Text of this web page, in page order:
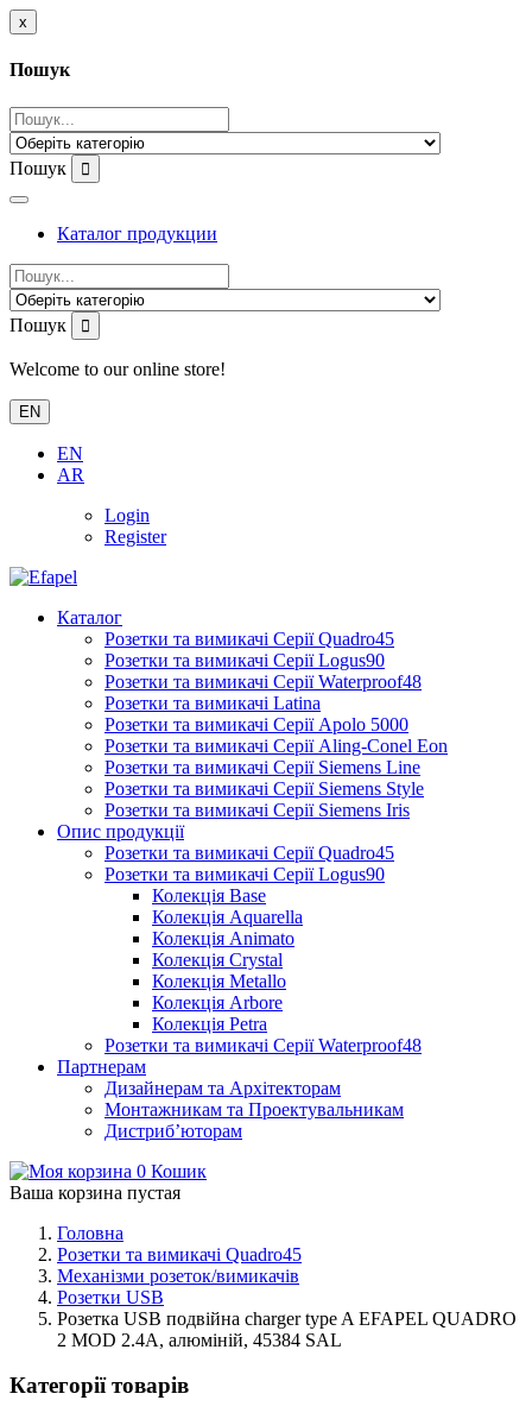
x
Пошук
Пошук
Каталог продукции
Пошук
Welcome to our online store!
EN
EN
AR
Login
Register
Каталог
Розетки та вимикачі Серії Quadro45
Розетки та вимикачі Серії Logus90
Розетки та вимикачі Серії Waterproof48
Розетки та вимикачі Latina
Розетки та вимикачі Серії Apolo 5000
Розетки та вимикачі Серії Aling-Conel Eon
Розетки та вимикачі Серії Siemens Line
Розетки та вимикачі Серії Siemens Style
Розетки та вимикачі Серії Siemens Iris
Опис продукції
Розетки та вимикачі Серії Quadro45
Розетки та вимикачі Серії Logus90
Колекція Base
Колекція Aquarella
Колекція Animato
Колекція Crystal
Колекція Metallo
Колекція Arbore
Колекція Petra
Розетки та вимикачі Серії Waterproof48
Партнерам
Дизайнерам та Архітекторам
Монтажникам та Проектувальникам
Дистриб’юторам
0 Кошик
Ваша корзина пустая
Головна
Розетки та вимикачі Quadro45
Механізми розеток/вимикачів
Розетки USB
Розетка USB подвійна charger type A EFAPEL QUADRO
2 MOD 2.4A, алюміній, 45384 SAL
Категорії товарів